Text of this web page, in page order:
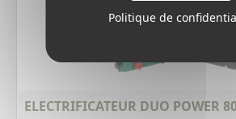
Politique de
ELECTRIFICATEUR DUO POWER